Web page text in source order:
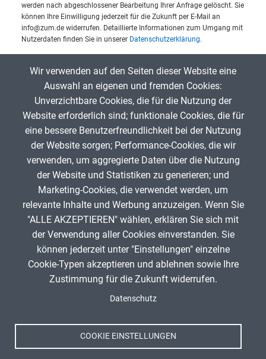
werden nach abgeschlossener Bearbeitung Ihrer Anfrage gelöscht. Sie
können Ihre Einwilligung jederzeit für die Zukunft per E-Mail an
info@zum.de widerrufen. Detaillierte Informationen zum Umgang mit
Nutzerdaten finden Sie in unserer Datenschutzerklärung.
Captcha eingeben:
Gib die Zeichen aus dem Bild oben ein,
beachte Groß- und Kleinschreibung.
Um Spam zu verhindern, gib bitte die Zeichenfolge aus dem Bild
oben ein.
ANZEIGE
Spenden
Impressum
Wir verwenden auf den Seiten dieser Website eine
Auswahl an eigenen und fremden Cookies:
Unverzichtbare Cookies, die für die Nutzung der
Website erforderlich sind; funktionale Cookies, die für
eine bessere Benutzerfreundlichkeit bei der Nutzung
der Website sorgen; Performance-Cookies, die wir
verwenden, um aggregierte Daten über die Nutzung
der Website und Statistiken zu generieren; und
Marketing-Cookies, die verwendet werden, um
relevante Inhalte und Werbung anzuzeigen. Wenn Sie
"ALLE AKZEPTIEREN" wählen, erklären Sie sich mit
der Verwendung aller Cookies einverstanden. Sie
können jederzeit unter "Einstellungen" einzelne
Cookie-Typen akzeptieren und ablehnen sowie Ihre
Zustimmung für die Zukunft widerrufen.
Datenschutz
COOKIE EINSTELLUNGEN